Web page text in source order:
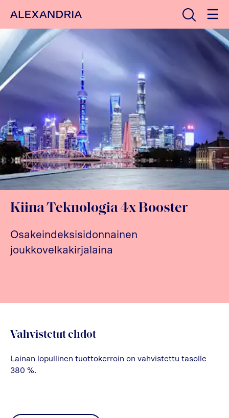
Etusivulle Avaa haku
Kiina Teknologia 4x Booster
Osakeindeksisidonnainen
joukkovelkakirjalaina
Vahvistetut ehdot
Lainan lopullinen tuottokerroin on vahvistettu tasolle
380 %.